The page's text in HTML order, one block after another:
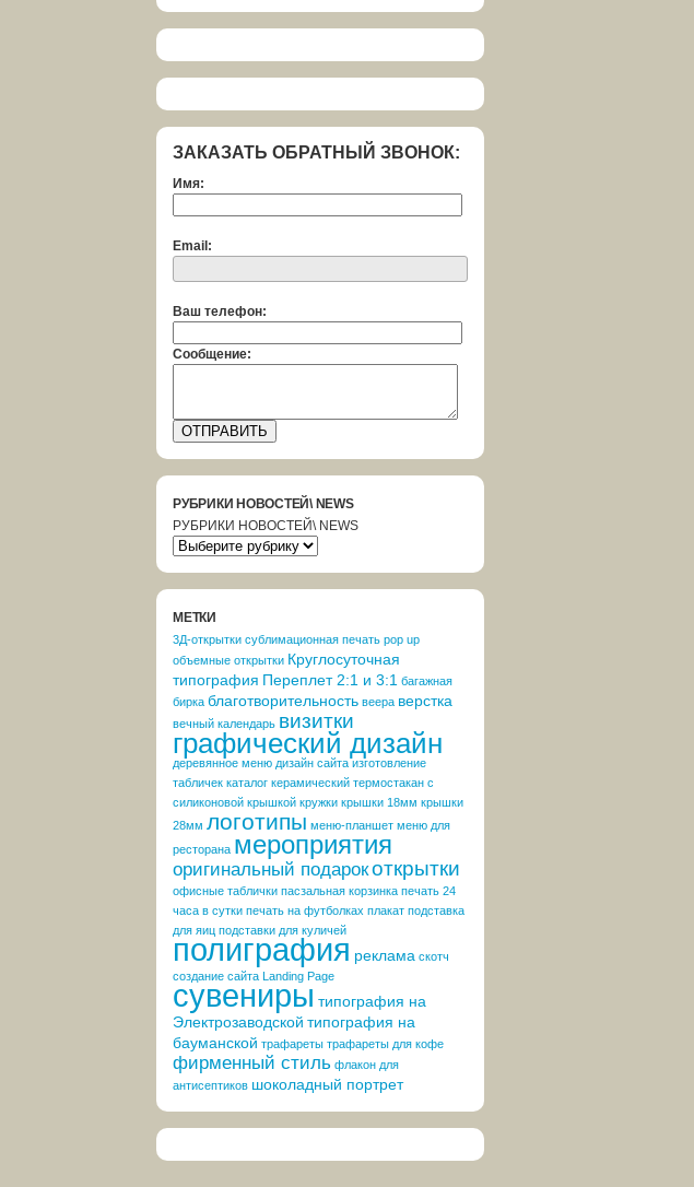
ЗАКАЗАТЬ ОБРАТНЫЙ ЗВОНОК:
Имя:
Email:
Ваш телефон:
Сообщение:
РУБРИКИ НОВОСТЕЙ\ NEWS
РУБРИКИ НОВОСТЕЙ\ NEWS
МЕТКИ
3Д-открытки cублимационная печать pop up
объемные открытки Круглосуточная
типография Переплет 2:1 и 3:1 багажная
бирка благотворительность веера верстка
вечный календарь визитки
графический дизайн
деревянное меню дизайн сайта изготовление
табличек каталог керамический термостакан с
силиконовой крышкой кружки крышки 18мм крышки
28мм логотипы меню-планшет меню для
ресторана мероприятия
оригинальный подарокоткрытки
офисные таблички пасзальная корзинка печать 24
часа в сутки печать на футболках плакат подставка
для яиц подставки для куличей
полиграфия реклама скотч
создание сайта Landing Page
сувениры типография на
Электрозаводской типография на
бауманской трафареты трафареты для кофе
фирменный стиль флакон для
антисептиков шоколадный портрет